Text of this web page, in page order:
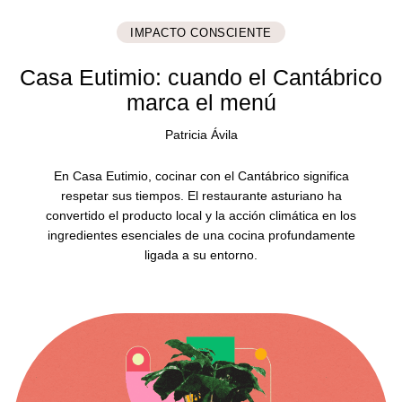
IMPACTO CONSCIENTE
Casa Eutimio: cuando el Cantábrico
marca el menú
Patricia Ávila
En Casa Eutimio, cocinar con el Cantábrico significa
respetar sus tiempos. El restaurante asturiano ha
convertido el producto local y la acción climática en los
ingredientes esenciales de una cocina profundamente
ligada a su entorno.